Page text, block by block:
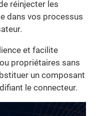
réinjecter les
dans vos processus
et facilite
propriétaires sans
un composant
le connecteur.